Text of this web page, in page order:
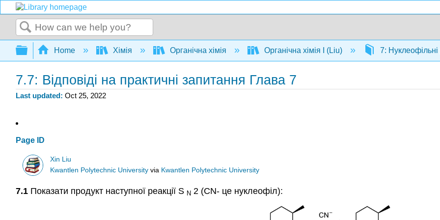
Search
Expand/collapse global hierarchy
Home Хімія Органічна хімія Органічна хімія I (Liu) 7: Нуклеофільні
7.7: Відповіді на практичні запитання Глава 7
Last updated Oct 25, 2022
Page ID
Xin Liu
Kwantlen Polytechnic Universityvia Kwantlen Polytechnic University
7.1 Показати продукт наступної реакції S N 2 (CN- це нуклеофіл):